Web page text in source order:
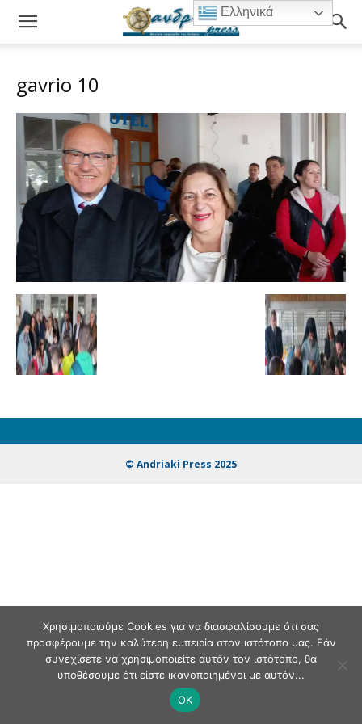
gavrio 10
© Andriaki Press 2025
Ελληνικά
Χρησιμοποιούμε Cookies για να διασφαλίσουμε ότι σας
προσφέρουμε την καλύτερη εμπειρία στον ιστότοπο μας. Εάν
συνεχίσετε να χρησιμοποιείτε αυτόν τον ιστότοπο, θα
υποθέσουμε ότι είστε ικανοποιημένοι με αυτόν...
OK